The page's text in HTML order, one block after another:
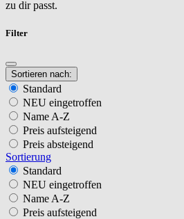
zu dir passt.
Filter
Sortieren nach:
Standard
NEU eingetroffen
Name A-Z
Preis aufsteigend
Preis absteigend
Sortierung
Standard
NEU eingetroffen
Name A-Z
Preis aufsteigend